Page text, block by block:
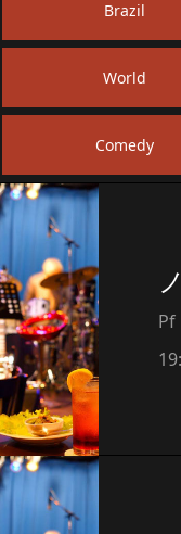
Brazil
World
Comedy
Pf